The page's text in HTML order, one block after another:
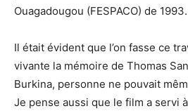
Ouagadougou (FESPACO) de 1993.
Il était évident que l’on fasse ce
vivante la mémoire de Thomas
Burkina, personne ne pouvait
Je pense aussi que le film a servi